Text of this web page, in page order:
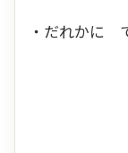
・だれかに